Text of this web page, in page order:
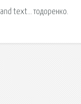
text… тодоренко.